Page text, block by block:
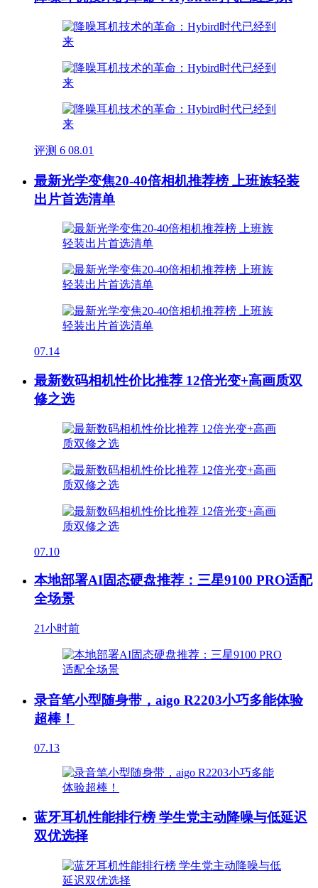
评测 6 08.01
最新光学变焦20-40倍相机推荐榜 上班族轻装
出片首选清单
07.14
最新数码相机性价比推荐 12倍光变+高画质双
修之选
07.10
本地部署AI固态硬盘推荐：三星9100 PRO适配
全场景
21小时前
录音笔小型随身带，aigo R2203小巧多能体验
超棒！
07.13
蓝牙耳机性能排行榜 学生党主动降噪与低延迟
双优选择